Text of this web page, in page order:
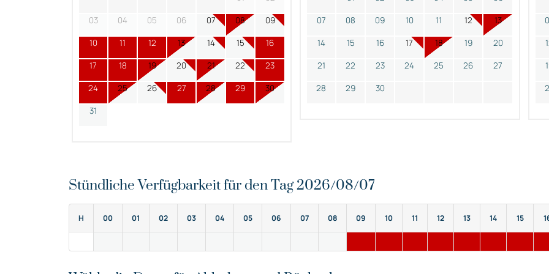
03 04 05 06 07 08 09
10 11 12 13 14 15 16
17 18 19 20 21 22 23
24 25 26 27 28 29 30
31
07 08 09 10 11 12 13
14 15 16 17 18 19 20
21 22 23 24 25 26 27
28 29 30
Stündliche Verfügbarkeit für den Tag 2026/08/07
H 00 01 02 03 04 05 06 07 08 09 10 11 12 13 14 15